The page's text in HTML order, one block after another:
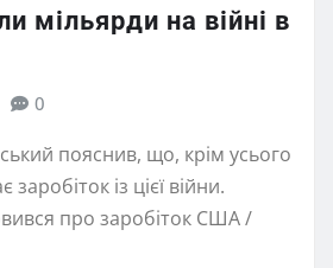
мільярди на війні в
0
пояснив, що, крім усього
із цієї війни.
про заробіток США /